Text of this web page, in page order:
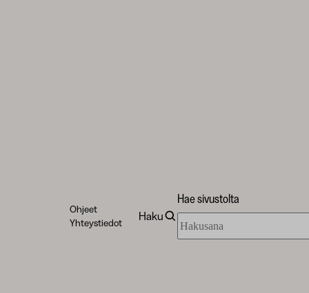
Ohjeet
Yhteystiedot
Haku
Hae sivustolta
sivustolta